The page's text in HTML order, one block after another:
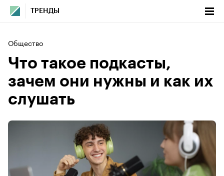
ТРЕНДЫ
Общество
Что такое подкасты,
зачем они нужны и как их
слушать